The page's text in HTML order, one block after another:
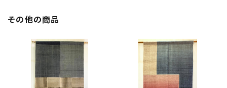
その他の商品